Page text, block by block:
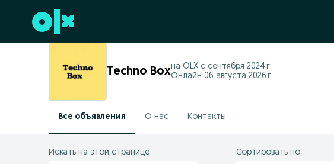
Перейти к нижнему колонтитулу
Techno Boxна OLX с сентября 2024 г.
Онлайн 06 августа 2026 г.
Все объявления О нас Контакты
Искать на этой странице Сортировать по